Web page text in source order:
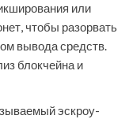
или
чтобы разорвать
вывода средств.
блокчейна и
эскроу-